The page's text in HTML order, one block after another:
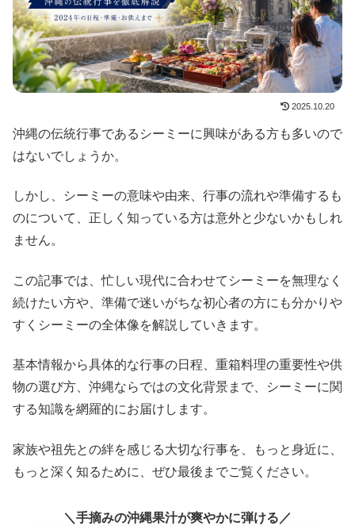
2025.10.20
沖縄の伝統行事であるシーミーに興味がある方も多いので
はないでしょうか。
しかし、シーミーの意味や由来、行事の流れや準備するも
のについて、正しく知っている方は意外と少ないかもしれ
ません。
この記事では、忙しい現代に合わせてシーミーを無理なく
続けたい方や、準備で迷いがちな初心者の方にも分かりや
すくシーミーの全体像を解説していきます。
基本情報から具体的な行事の日程、重箱料理の重要性や供
物の選び方、沖縄ならではの文化背景まで、シーミーに関
する知識を網羅的にお届けします。
家族や祖先との絆を感じる大切な行事を、もっと身近に、
もっと深く知るために、ぜひ最後までご覧ください。
手摘みの沖縄果汁が爽やかに弾ける